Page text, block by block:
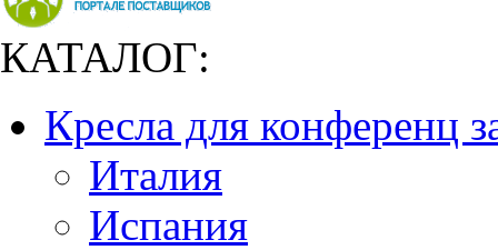
КАТАЛОГ:
Кресла для конференц
Италия
Испания